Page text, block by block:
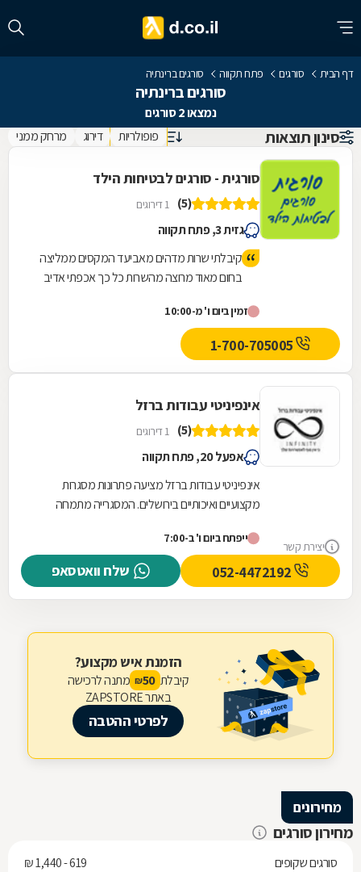
דף הבית סורגים פתח תקווה סורגים ברינתיה
סורגים ברינתיה
נמצאו 2 סורגים
סינון תוצאות פופולריות דירוג מרחק ממני
סורגית - סורגים לבטיחות הילד
(5) 1 דירוגים
גזית 3, פתח תקווה
קיבלתי שרות מדהים מאביעד המקסים ממליצה
בחום מאוד מרוצה מהשרות כל כך אכפתי אדיב
זמין ביום ו' מ-10:00
1-700-705005
יצירת קשר
אינפיניטי עבודות ברזל
(5) 1 דירוגים
אפעל 20, פתח תקווה
אינפיניטי עבודות ברזל מציעה פתרונות מסגרות
מקצועיים ואיכותיים בירושלים. המסגרייה מתמחה
ייפתח ביום ו' ב-7:00
שלח וואטסאפ
הזמנת איש מקצוע?
קיבלת 50
₪ מתנה לרכישה
באתר ZAPSTORE
לפרטי ההטבה
מחירונים
מחירון סורגים
סורגים שקופים
619 - 1,440 ₪